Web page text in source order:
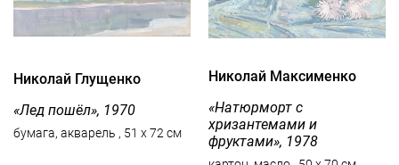
Николай Глущенко
«Лед пошёл», 1970
бумага, акварель , 51 x 72 см
Николай Максименко
«Натюрморт с
хризантемами и
фруктами», 1978